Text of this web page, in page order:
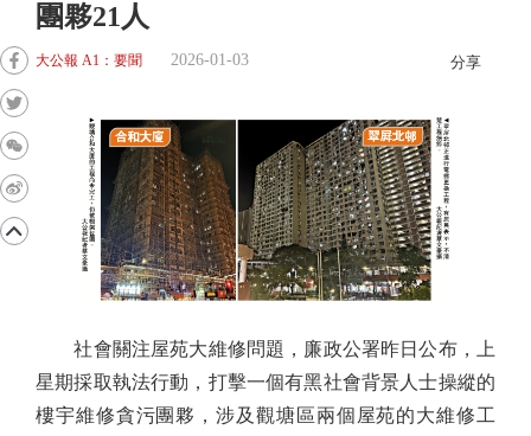
團夥21人
大公報 A1：要聞 2026-01-03 分享
社會關注屋苑大維修問題，廉政公署昨日公布，上
星期採取執法行動，打擊一個有黑社會背景人士操縱的
樓宇維修貪污團夥，涉及觀塘區兩個屋苑的大維修工